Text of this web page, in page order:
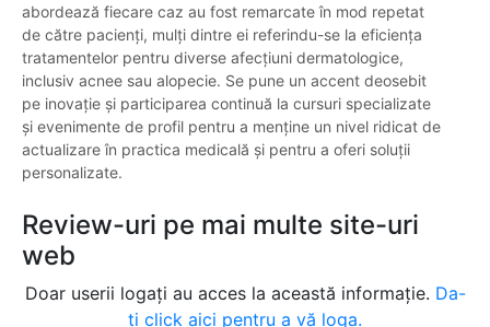
abordează fiecare caz au fost remarcate în mod repetat
de către pacienți, mulți dintre ei referindu-se la eficiența
tratamentelor pentru diverse afecțiuni dermatologice,
inclusiv acnee sau alopecie. Se pune un accent deosebit
pe inovație și participarea continuă la cursuri specializate
și evenimente de profil pentru a menține un nivel ridicat de
actualizare în practica medicală și pentru a oferi soluții
personalizate.
Review-uri pe mai multe site-uri
web
Doar userii logați au acces la această informație. Da-
ți click aici pentru a vă loga.